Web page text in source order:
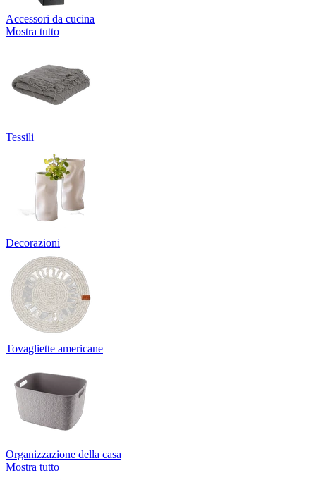
Accessori da cucina
Mostra tutto
Tessili
Decorazioni
Tovagliette americane
Organizzazione della casa
Mostra tutto